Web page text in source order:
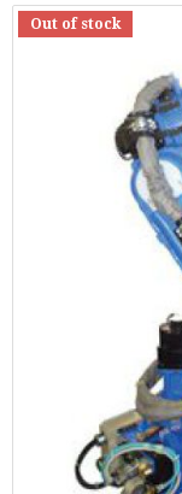
Out of stock